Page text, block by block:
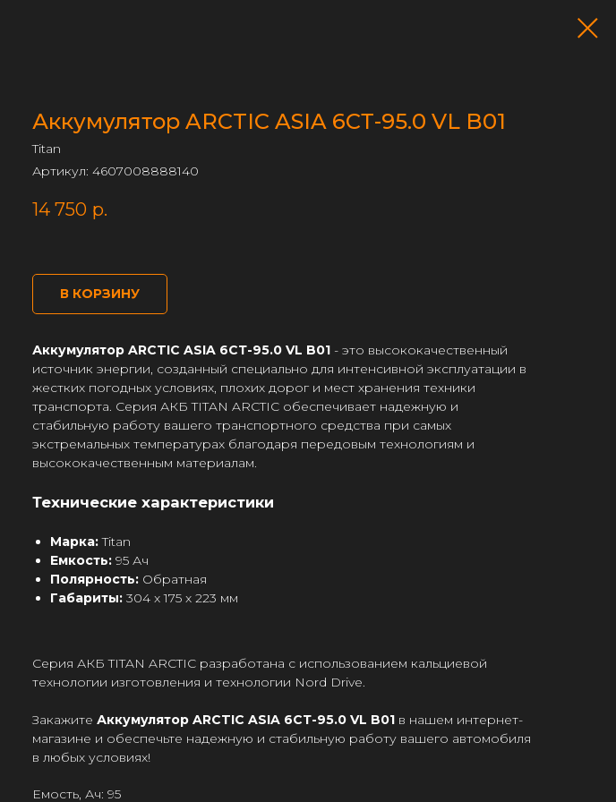
Аккумулятор ARCTIC ASIA 6СТ-95.0 VL B01
Titan
Артикул: 4607008888140
14 750 р.
В КОРЗИНУ
Аккумулятор ARCTIC ASIA 6СТ-95.0 VL B01 - это высококачественный
источник энергии, созданный специально для интенсивной эксплуатации в
жестких погодных условиях, плохих дорог и мест хранения техники
транспорта. Серия АКБ TITAN ARCTIC обеспечивает надежную и
стабильную работу вашего транспортного средства при самых
экстремальных температурах благодаря передовым технологиям и
высококачественным материалам.
Технические характеристики
Марка:Titan
Емкость: 95 Ач
Полярность: Обратная
Габариты: 304 x 175 x 223 мм
Серия АКБ TITAN ARCTIC разработана с использованием кальциевой
технологии изготовления и технологии Nord Drive.
Закажите Аккумулятор ARCTIC ASIA 6СТ-95.0 VL B01 в нашем интернет-
магазине и обеспечьте надежную и стабильную работу вашего автомобиля
в любых условиях!
Емость, Ач: 95